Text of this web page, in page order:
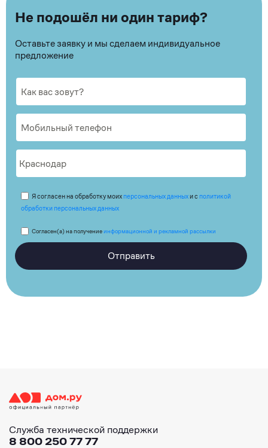
Не подошёл ни один тариф?
Оставьте заявку и мы сделаем индивидуальное
предложение
Я согласен на обработку моих персональных данныхи с политикой
обработки персональных данных
Согласен(а) на получениеинформационной и рекламной рассылки
Отправить
Служба технической поддержки
8 800 250 77 77